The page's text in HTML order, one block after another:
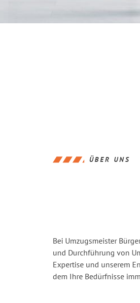
ÜBER UNS
Bei Umzugsmeister
und Durchführung von
Expertise und unserem
dem Ihre Bedürfnisse